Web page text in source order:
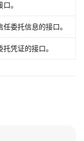
。
委托信息的接口。
凭证的接口。